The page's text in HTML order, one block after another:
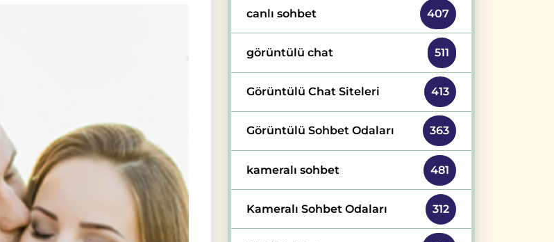
canlı sohbet 407
görüntülü chat 511
Görüntülü Chat Siteleri 413
Görüntülü Sohbet Odaları 363
kameralı sohbet 481
Kameralı Sohbet Odaları 312